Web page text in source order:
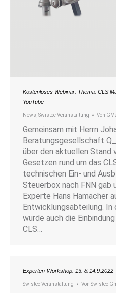
Kostenloses Webinar: Thema: CLS
YouTube
News,Swistec Veranstaltung Von
Gemeinsam mit Herrn
Beratungsgesellschaft
über den aktuellen Stand
Gesetzen rund um das
technischen Ein- und
Steuerbox nach FNN gab
Experte Hans Hamacher
Entwicklungsabteilung. In
wurde auch die
CLS…
Experten-Workshop: 13. & 14.9.2022
Swistec Veranstaltung Von Swistec